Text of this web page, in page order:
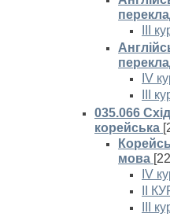
III
IV
ІІІ
035.066
корейська
мова
IV
ІІ
III